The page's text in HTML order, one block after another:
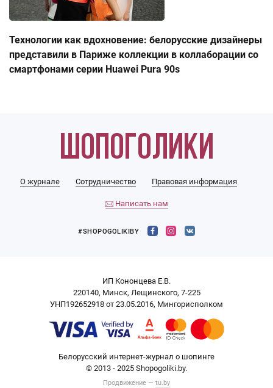
Технологии как вдохновение: белорусские дизайнеры
представили в Париже коллекции в коллаборации со
смартфонами серии Huawei Pura 90s
О журнале Сотрудничество Правовая информация
Написать нам
#SHOPOGOLIKIBY
ИП Кононцева Е.В.
220140, Минск, Лещинского, 7-225
УНП192652918 от 23.05.2016, Мингорисполком
Белорусский интернет-журнал о шопинге
© 2013 - 2025 Shopogoliki.by.
Продвижение — tu.by